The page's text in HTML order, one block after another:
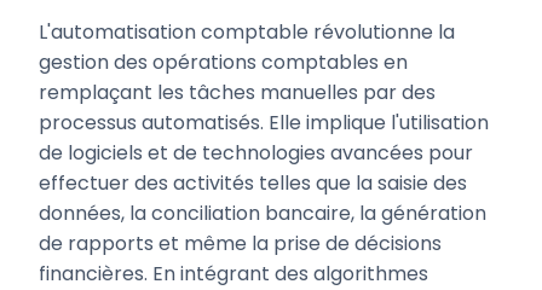
L'automatisation comptable révolutionne la
gestion des opérations comptables en
remplaçant les tâches manuelles par des
processus automatisés. Elle implique l'utilisation
de logiciels et de technologies avancées pour
effectuer des activités telles que la saisie des
données, la conciliation bancaire, la génération
de rapports et même la prise de décisions
financières. En intégrant des algorithmes